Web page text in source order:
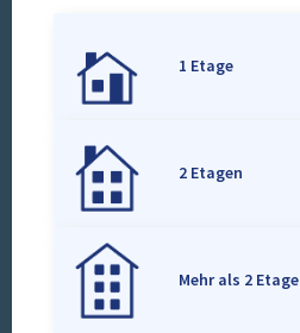
1 Etage
2 Etagen
Mehr als 2 Etage